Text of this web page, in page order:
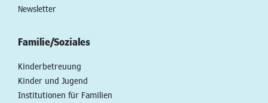
Newsletter
Familie/Soziales
Kinderbetreuung
Kinder und Jugend
Institutionen für Familien